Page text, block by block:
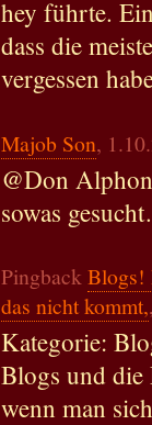
hey führte.
dass die
vergessen
Majob Son,
@Don
sowas
PingbackBlogs!
das nicht kommt,
Kategorie:
Blogs und die
wenn man